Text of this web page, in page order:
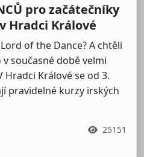
pro začátečníky
Hradci Králové
of the Dance? A chtěli
současné době velmi
Králové se od 3.
pravidelné kurzy irských
25151